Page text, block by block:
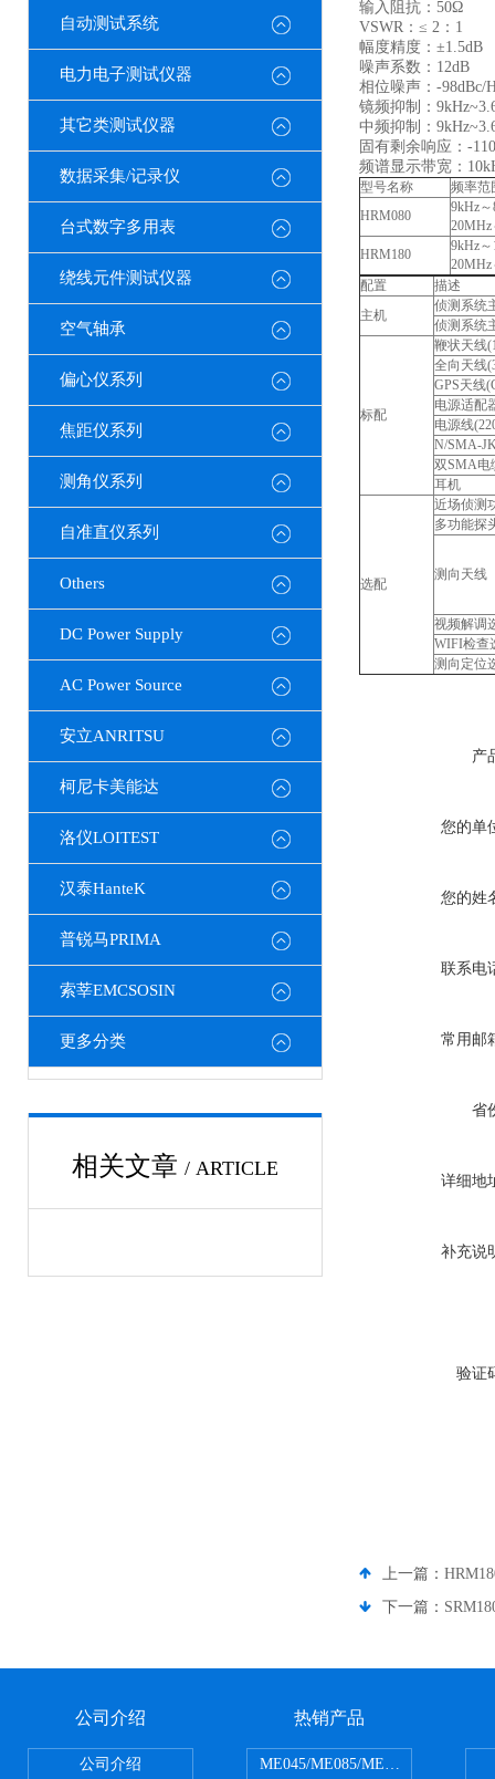
自动测试系统
电力电子测试仪器
其它类测试仪器
数据采集/记录仪
台式数字多用表
绕线元件测试仪器
空气轴承
偏心仪系列
焦距仪系列
测角仪系列
自准直仪系列
Others
DC Power Supply
AC Power Source
安立ANRITSU
柯尼卡美能达
洛仪LOITEST
汉泰HanteK
普锐马PRIMA
索莘EMCSOSIN
更多分类
相关文章 / ARTICLE
输入阻抗：50Ω
VSWR：≤ 2：1
幅度精度：±1.5dB
噪声系数：12dB
相位噪声：-98dBc/
镜频抑制：
中频抑制：
固有剩余响应：-
频谱显示带宽：
型号名称
频率范
HRM080
9kHz
HRM180
9kHz
配置
描述
主机
侦测系统
侦测系统
标配
鞭状天线
全向天线
GPS天线
电源适配
电源线
N/SMA-
双SMA电
耳机
选配
近场侦测
多功能探
测向天线
视频解调
WIFI检查
测向定位
产
您的单
您的姓
联系电
常用邮
省
详细地
补充说
验证
上一篇：
下一篇：
公司介绍
公司介绍
热销产品
ME045/ME085/ME150ME系列